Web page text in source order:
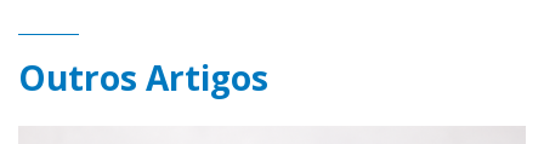
Outros Artigos